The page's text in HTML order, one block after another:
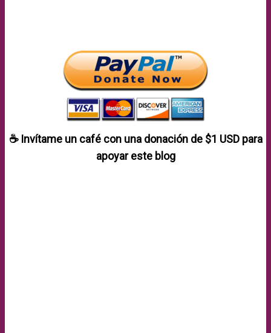
☕ Invítame un café con una donación de $1 USDpara
apoyar este blog